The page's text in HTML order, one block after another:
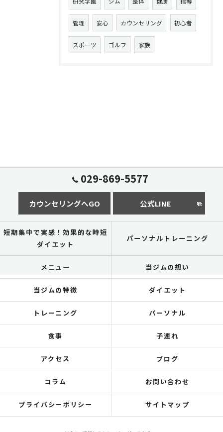
管理 安心 カウンセリング 初心者
スポーツ ゴルフ 家族
029-869-5577
カウンセリングへGO 公式LINE
短期集中で実感！効果的な時短
ダイエット
パーソナルトレーニング
メニュー 当ジムの想い
当ジムの特徴 ダイエット
トレーニング パーソナル
食事 子連れ
アクセス ブログ
コラム お問い合わせ
プライバシーポリシー サイトマップ